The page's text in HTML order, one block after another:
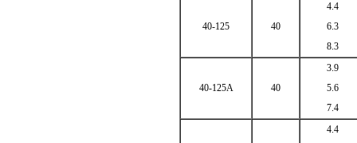
40-125 40
4.4
6.3
8.3
40-125A 40
3.9
5.6
7.4
4.4